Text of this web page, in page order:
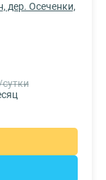
дер. Осеченки,